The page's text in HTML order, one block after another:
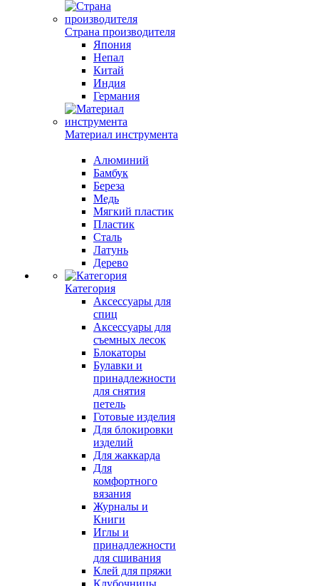
Страна производителя
Япония
Непал
Китай
Индия
Германия
Материал инструмента
Алюминий
Бамбук
Береза
Медь
Мягкий пластик
Пластик
Сталь
Латунь
Дерево
Категория
Аксессуары для
спиц
Аксессуары для
съемных лесок
Блокаторы
Булавки и
принадлежности
для снятия
петель
Готовые изделия
Для блокировки
изделий
Для жаккарда
Для
комфортного
вязания
Журналы и
Книги
Иглы и
принадлежности
для сшивания
Клей для пряжи
Клубочницы